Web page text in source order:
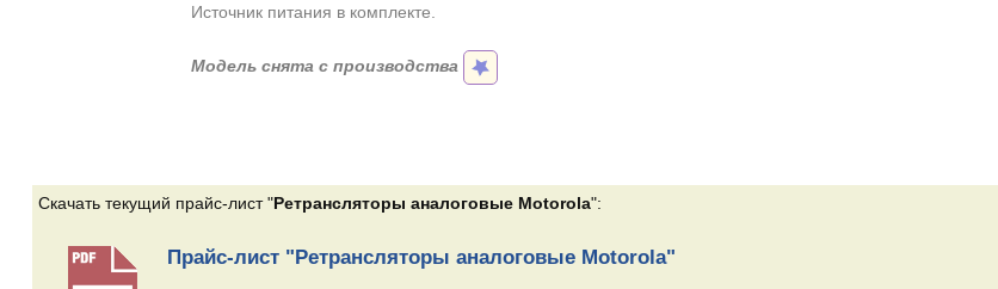
Источник питания в комплекте.
Модель снята с производства
Скачать текущий прайс-лист "Ретрансляторы аналоговые Motorola":
Прайс-лист "Ретрансляторы аналоговые Motorola"